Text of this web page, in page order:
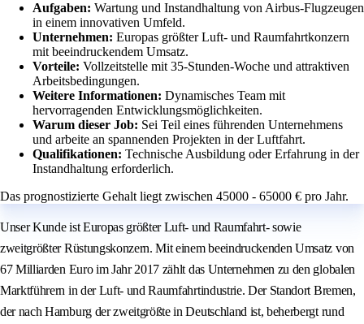
Aufgaben: Wartung und Instandhaltung von Airbus-Flugzeugen
in einem innovativen Umfeld.
Unternehmen: Europas größter Luft- und Raumfahrtkonzern
mit beeindruckendem Umsatz.
Vorteile: Vollzeitstelle mit 35-Stunden-Woche und attraktiven
Arbeitsbedingungen.
Weitere Informationen: Dynamisches Team mit
hervorragenden Entwicklungsmöglichkeiten.
Warum dieser Job: Sei Teil eines führenden Unternehmens
und arbeite an spannenden Projekten in der Luftfahrt.
Qualifikationen: Technische Ausbildung oder Erfahrung in der
Instandhaltung erforderlich.
Das prognostizierte Gehalt liegt zwischen 45000 - 65000 € pro Jahr.
Unser Kunde ist Europas größter Luft- und Raumfahrt- sowie
zweitgrößter Rüstungskonzern. Mit einem beeindruckenden Umsatz von
67 Milliarden Euro im Jahr 2017 zählt das Unternehmen zu den globalen
Marktführern in der Luft- und Raumfahrtindustrie. Der Standort Bremen,
der nach Hamburg der zweitgrößte in Deutschland ist, beherbergt rund